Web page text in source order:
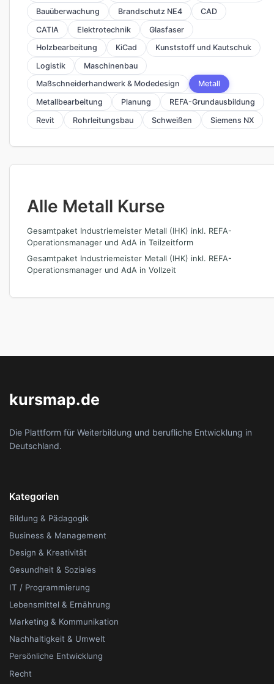
Bauüberwachung
Brandschutz NE4
CAD
CATIA
Elektrotechnik
Glasfaser
Holzbearbeitung
KiCad
Kunststoff und Kautschuk
Logistik
Maschinenbau
Maßschneiderhandwerk & Modedesign
Metall
Metallbearbeitung
Planung
REFA-Grundausbildung
Revit
Rohrleitungsbau Schweißen Siemens NX
Alle Metall Kurse
Gesamtpaket Industriemeister Metall (IHK) inkl. REFA-
Operationsmanager und AdA in Teilzeitform
Gesamtpaket Industriemeister Metall (IHK) inkl. REFA-
Operationsmanager und AdA in Vollzeit
kursmap.de
Die Plattform für Weiterbildung und berufliche Entwicklung in
Deutschland.
Kategorien
Bildung & Pädagogik
Business & Management
Design & Kreativität
Gesundheit & Soziales
IT / Programmierung
Lebensmittel & Ernährung
Marketing & Kommunikation
Nachhaltigkeit & Umwelt
Persönliche Entwicklung
Recht